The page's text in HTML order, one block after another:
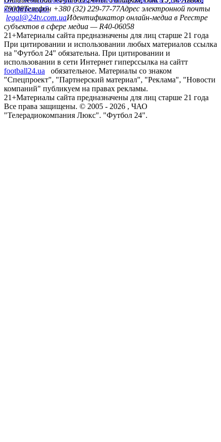
конференций
79008Телефон +380 (32) 229-77-77Адрес электронной почты
legal@24tv.com.uaИдентификатор онлайн-медиа в Реестре
субъектов в сфере медиа — R40-06058
21+Материалы сайта предназначены для лиц старше 21 года
При цитировании и использовании любых материалов ссылка
на "Футбол 24" обязательна. При цитировании и
использовании в сети Интернет гиперссылка на сайтт
football24.ua
обязательное. Материалы со знаком
"Спецпроект", "Партнерский материал", "Реклама", "Новости
компаний" публикуем на правах рекламы.
21+Материалы сайта предназначены для лиц старше 21 года
Все права защищены. © 2005 - 2026 , ЧАО
"Телерадиокомпания Люкс". "Футбол 24".